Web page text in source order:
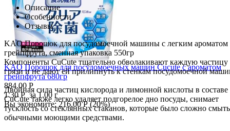
KAO Порошок для посудомоечных машин Cucute с ароматом
грейпфрута 680гр
884.00 Р
1.30 Рза 1.00 г
Вы экономите:216.00 Р(20%)
Описание
Особенности
Отзывы
KAO Порошок для посудомоечной машины с легким ароматом
грейпфрута, сменная упаковка 550гр
Компоненты CuCute тщательно обволакивают каждую частицу
грязи и не дают ей прилипнуть к стенкам посудомоечной
Двойная сила частиц кислорода и лимонной кислоты в составе
CuCute также легко удаляет подгорелое дно посуды, снимает
тусклость со стеклянных стаканов, которые было сложно смыть
обычными моющими средствами.